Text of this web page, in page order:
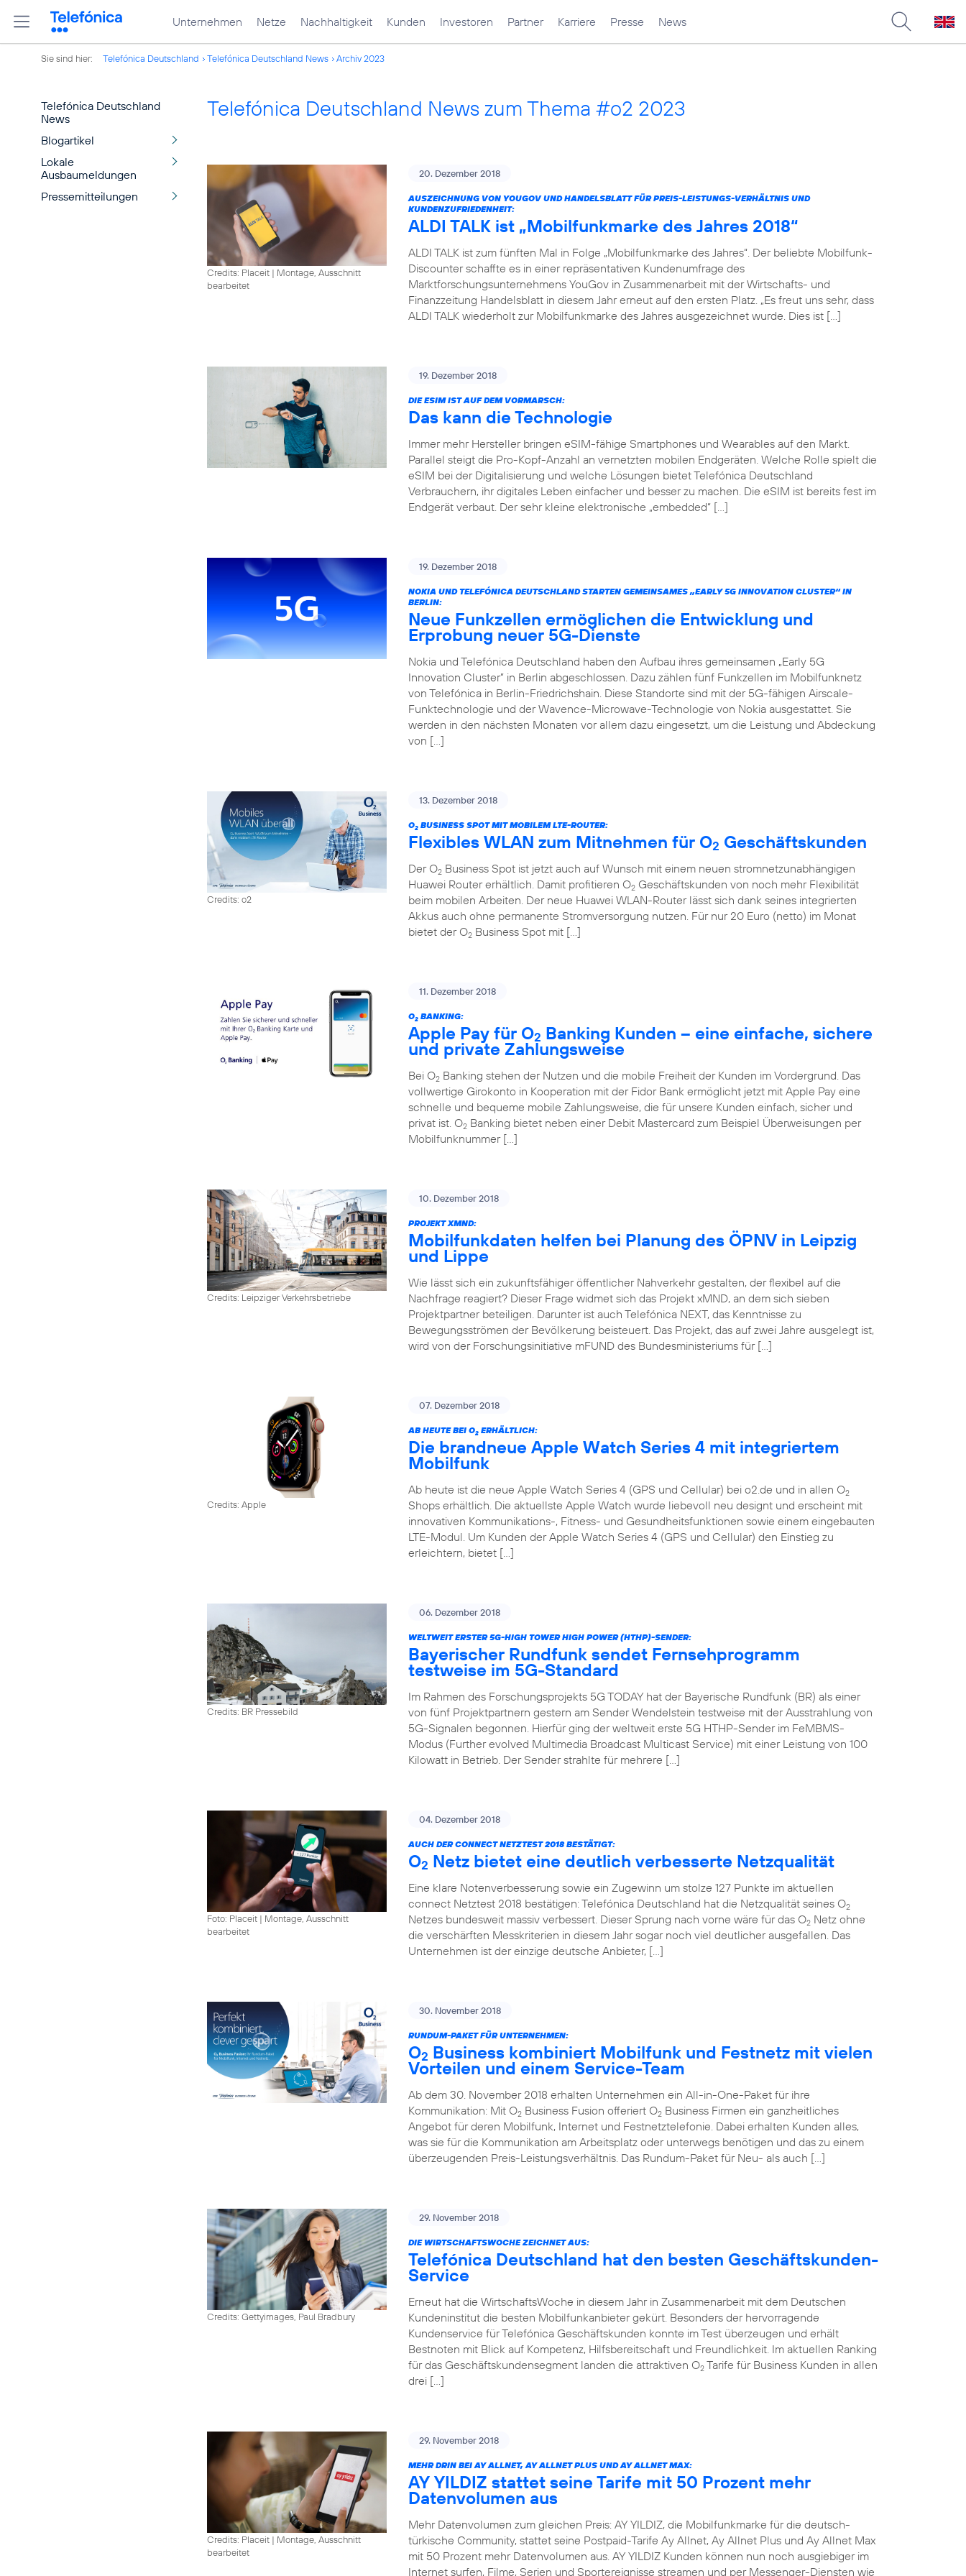
Unternehmen Netze Nachhaltigkeit Kunden Investoren Partner Karriere Presse News
Sie sind hier: Telefónica Deutschland Telefónica Deutschland News Archiv 2023
Telefónica Deutschland
News
Blogartikel
Lokale
Ausbaumeldungen
Pressemitteilungen
Telefónica Deutschland News zum Thema #o2 2023
Credits: Placeit | Montage, Ausschnitt
bearbeitet
20. Dezember 2018
AUSZEICHNUNG VON YOUGOV UND HANDELSBLATT FÜR PREIS-LEISTUNGS-VERHÄLTNIS UND
KUNDENZUFRIEDENHEIT:
ALDI TALK ist „Mobilfunkmarke des Jahres 2018“
ALDI TALK ist zum fünften Mal in Folge „Mobilfunkmarke des Jahres“. Der beliebte Mobilfunk-
Discounter schaffte es in einer repräsentativen Kundenumfrage des
Marktforschungsunternehmens YouGov in Zusammenarbeit mit der Wirtschafts- und
Finanzzeitung Handelsblatt in diesem Jahr erneut auf den ersten Platz. „Es freut uns sehr, dass
ALDI TALK wiederholt zur Mobilfunkmarke des Jahres ausgezeichnet wurde. Dies ist […]
19. Dezember 2018
DIE ESIM IST AUF DEM VORMARSCH:
Das kann die Technologie
Immer mehr Hersteller bringen eSIM-fähige Smartphones und Wearables auf den Markt.
Parallel steigt die Pro-Kopf-Anzahl an vernetzten mobilen Endgeräten. Welche Rolle spielt die
eSIM bei der Digitalisierung und welche Lösungen bietet Telefónica Deutschland
Verbrauchern, ihr digitales Leben einfacher und besser zu machen. Die eSIM ist bereits fest im
Endgerät verbaut. Der sehr kleine elektronische „embedded“ […]
19. Dezember 2018
NOKIA UND TELEFÓNICA DEUTSCHLAND STARTEN GEMEINSAMES „EARLY 5G INNOVATION CLUSTER“ IN
BERLIN:
Neue Funkzellen ermöglichen die Entwicklung und
Erprobung neuer 5G-Dienste
Nokia und Telefónica Deutschland haben den Aufbau ihres gemeinsamen „Early 5G
Innovation Cluster” in Berlin abgeschlossen. Dazu zählen fünf Funkzellen im Mobilfunknetz
von Telefónica in Berlin-Friedrichshain. Diese Standorte sind mit der 5G-fähigen Airscale-
Funktechnologie und der Wavence-Microwave-Technologie von Nokia ausgestattet. Sie
werden in den nächsten Monaten vor allem dazu eingesetzt, um die Leistung und Abdeckung
von […]
Credits: o2
13. Dezember 2018
O2 BUSINESS SPOT MIT MOBILEM LTE-ROUTER:
Flexibles WLAN zum Mitnehmen für O2 Geschäftskunden
Der O2 Business Spot ist jetzt auch auf Wunsch mit einem neuen stromnetzunabhängigen
Huawei Router erhältlich. Damit profitieren O2 Geschäftskunden von noch mehr Flexibilität
beim mobilen Arbeiten. Der neue Huawei WLAN-Router lässt sich dank seines integrierten
Akkus auch ohne permanente Stromversorgung nutzen. Für nur 20 Euro (netto) im Monat
bietet der O2 Business Spot mit […]
11. Dezember 2018
O2 BANKING:
Apple Pay für O2 Banking Kunden – eine einfache, sichere
und private Zahlungsweise
Bei O2 Banking stehen der Nutzen und die mobile Freiheit der Kunden im Vordergrund. Das
vollwertige Girokonto in Kooperation mit der Fidor Bank ermöglicht jetzt mit Apple Pay eine
schnelle und bequeme mobile Zahlungsweise, die für unsere Kunden einfach, sicher und
privat ist. O2 Banking bietet neben einer Debit Mastercard zum Beispiel Überweisungen per
Mobilfunknummer […]
Credits: Leipziger Verkehrsbetriebe
10. Dezember 2018
PROJEKT XMND:
Mobilfunkdaten helfen bei Planung des ÖPNV in Leipzig
und Lippe
Wie lässt sich ein zukunftsfähiger öffentlicher Nahverkehr gestalten, der flexibel auf die
Nachfrage reagiert? Dieser Frage widmet sich das Projekt xMND, an dem sich sieben
Projektpartner beteiligen. Darunter ist auch Telefónica NEXT, das Kenntnisse zu
Bewegungsströmen der Bevölkerung beisteuert. Das Projekt, das auf zwei Jahre ausgelegt ist,
wird von der Forschungsinitiative mFUND des Bundesministeriums für […]
Credits: Apple
07. Dezember 2018
AB HEUTE BEI O2 ERHÄLTLICH:
Die brandneue Apple Watch Series 4 mit integriertem
Mobilfunk
Ab heute ist die neue Apple Watch Series 4 (GPS und Cellular) bei o2.de und in allen O2
Shops erhältlich. Die aktuellste Apple Watch wurde liebevoll neu designt und erscheint mit
innovativen Kommunikations-, Fitness- und Gesundheitsfunktionen sowie einem eingebauten
LTE-Modul. Um Kunden der Apple Watch Series 4 (GPS und Cellular) den Einstieg zu
erleichtern, bietet […]
Credits: BR Pressebild
06. Dezember 2018
WELTWEIT ERSTER 5G-HIGH TOWER HIGH POWER (HTHP)-SENDER:
Bayerischer Rundfunk sendet Fernsehprogramm
testweise im 5G-Standard
Im Rahmen des Forschungsprojekts 5G TODAY hat der Bayerische Rundfunk (BR) als einer
von fünf Projektpartnern gestern am Sender Wendelstein testweise mit der Ausstrahlung von
5G-Signalen begonnen. Hierfür ging der weltweit erste 5G HTHP-Sender im FeMBMS-
Modus (Further evolved Multimedia Broadcast Multicast Service) mit einer Leistung von 100
Kilowatt in Betrieb. Der Sender strahlte für mehrere […]
Foto: Placeit | Montage, Ausschnitt
bearbeitet
04. Dezember 2018
AUCH DER CONNECT NETZTEST 2018 BESTÄTIGT:
O2 Netz bietet eine deutlich verbesserte Netzqualität
Eine klare Notenverbesserung sowie ein Zugewinn um stolze 127 Punkte im aktuellen
connect Netztest 2018 bestätigen: Telefónica Deutschland hat die Netzqualität seines O2
Netzes bundesweit massiv verbessert. Dieser Sprung nach vorne wäre für das O2 Netz ohne
die verschärften Messkriterien in diesem Jahr sogar noch viel deutlicher ausgefallen. Das
Unternehmen ist der einzige deutsche Anbieter, […]
30. November 2018
RUNDUM-PAKET FÜR UNTERNEHMEN:
O2 Business kombiniert Mobilfunk und Festnetz mit vielen
Vorteilen und einem Service-Team
Ab dem 30. November 2018 erhalten Unternehmen ein All-in-One-Paket für ihre
Kommunikation: Mit O2 Business Fusion offeriert O2 Business Firmen ein ganzheitliches
Angebot für deren Mobilfunk, Internet und Festnetztelefonie. Dabei erhalten Kunden alles,
was sie für die Kommunikation am Arbeitsplatz oder unterwegs benötigen und das zu einem
überzeugenden Preis-Leistungsverhältnis. Das Rundum-Paket für Neu- als auch […]
Credits: Gettyimages, Paul Bradbury
29. November 2018
DIE WIRTSCHAFTSWOCHE ZEICHNET AUS:
Telefónica Deutschland hat den besten Geschäftskunden-
Service
Erneut hat die WirtschaftsWoche in diesem Jahr in Zusammenarbeit mit dem Deutschen
Kundeninstitut die besten Mobilfunkanbieter gekürt. Besonders der hervorragende
Kundenservice für Telefónica Geschäftskunden konnte im Test überzeugen und erhält
Bestnoten mit Blick auf Kompetenz, Hilfsbereitschaft und Freundlichkeit. Im aktuellen Ranking
für das Geschäftskundensegment landen die attraktiven O2 Tarife für Business Kunden in allen
drei […]
Credits: Placeit | Montage, Ausschnitt
bearbeitet
29. November 2018
MEHR DRIN BEI AY ALLNET, AY ALLNET PLUS UND AY ALLNET MAX:
AY YILDIZ stattet seine Tarife mit 50 Prozent mehr
Datenvolumen aus
Mehr Datenvolumen zum gleichen Preis: AY YILDIZ, die Mobilfunkmarke für die deutsch-
türkische Community, stattet seine Postpaid-Tarife Ay Allnet, Ay Allnet Plus und Ay Allnet Max
mit 50 Prozent mehr Datenvolumen aus. AY YILDIZ Kunden können nun noch ausgiebiger im
Internet surfen, Filme, Serien und Sportereignisse streamen und per Messenger-Diensten wie